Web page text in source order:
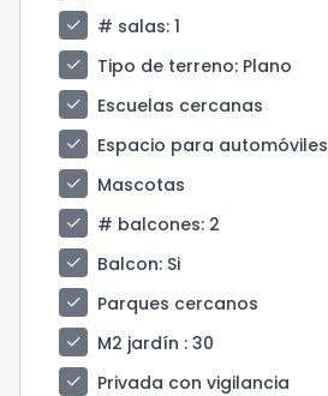
check
# salas: 1
check
Tipo de terreno: Plano
check
Escuelas cercanas
check
Espacio para automóviles
check
Mascotas
check
# balcones: 2
check
Balcon: Si
check
Parques cercanos
check
M2 jardín : 30
check
Privada con vigilancia